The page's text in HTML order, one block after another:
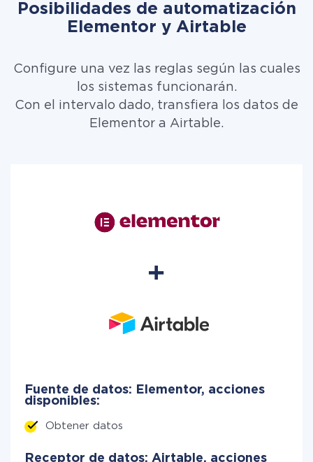
Posibilidades de automatización
Elementor y Airtable
Configure una vez las reglas según las cuales
los sistemas funcionarán.
Con el intervalo dado, transfiera los datos de
Elementor a Airtable.
Fuente de datos: Elementor, acciones
disponibles:
Obtener datos
Receptor de datos: Airtable, acciones